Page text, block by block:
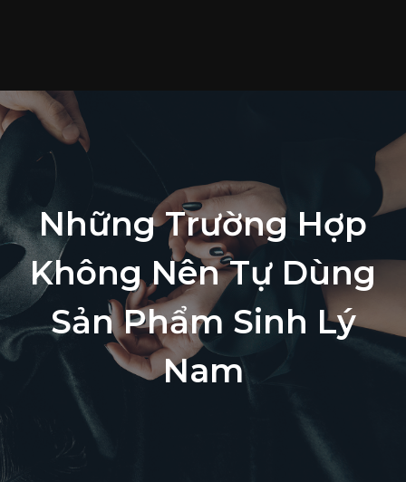
Những Trường Hợp
Không Nên Tự Dùng
Sản Phẩm Sinh Lý
Nam